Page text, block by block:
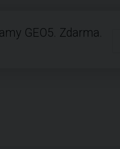
GEO5. Zdarma.